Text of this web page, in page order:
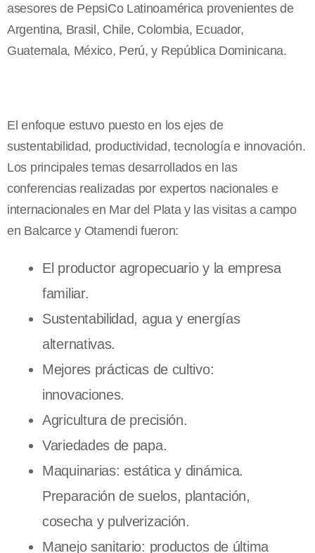
asesores de PepsiCo Latinoamérica provenientes de
Argentina, Brasil, Chile, Colombia, Ecuador,
Guatemala, México, Perú, y República Dominicana.
El enfoque estuvo puesto en los ejes de
sustentabilidad, productividad, tecnología e innovación.
Los principales temas desarrollados en las
conferencias realizadas por expertos nacionales e
internacionales en Mar del Plata y las visitas a campo
en Balcarce y Otamendi fueron:
El productor agropecuario y la empresa
familiar.
Sustentabilidad, agua y energías
alternativas.
Mejores prácticas de cultivo:
innovaciones.
Agricultura de precisión.
Variedades de papa.
Maquinarias: estática y dinámica.
Preparación de suelos, plantación,
cosecha y pulverización.
Manejo sanitario: productos de última